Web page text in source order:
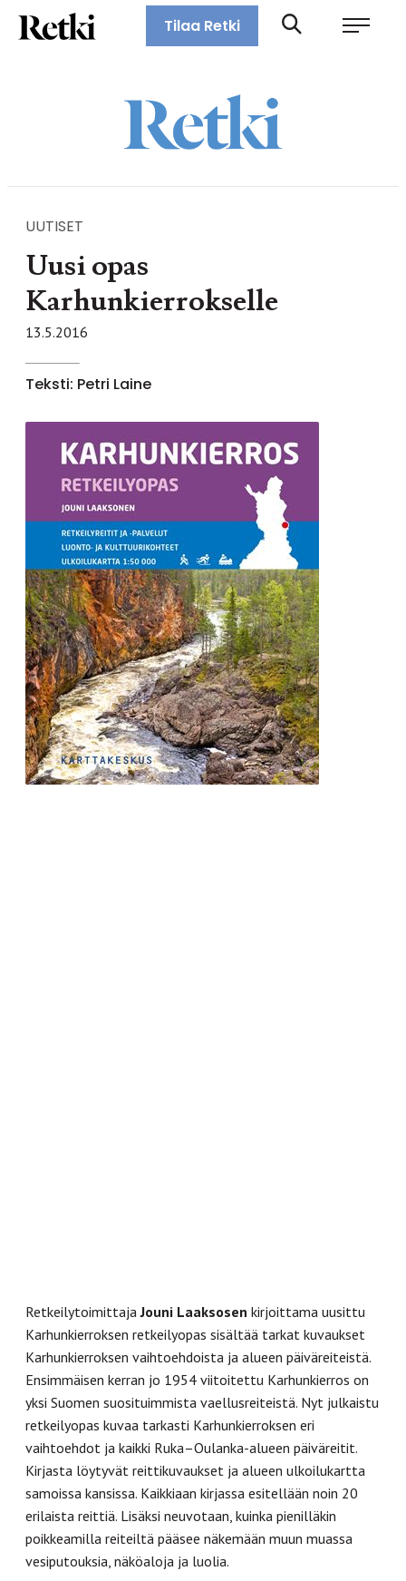
Siirry
suoraan
Retki-lehti
Tilaa Retki
UUTISET
Uusi opas
Karhunkierrokselle
13.5.2016
Teksti: Petri Laine
RetkeilytoimittajaJouni Laaksosen kirjoittama uusittu
Karhunkierroksen retkeilyopas sisältää tarkat kuvaukset
Karhunkierroksen vaihtoehdoista ja alueen päiväreiteistä.
Ensimmäisen kerran jo 1954 viitoitettu Karhunkierros on
yksi Suomen suosituimmista vaellusreiteistä. Nyt julkaistu
retkeilyopas kuvaa tarkasti Karhunkierroksen eri
vaihtoehdot ja kaikki Ruka–Oulanka-alueen päiväreitit.
Kirjasta löytyvät reittikuvaukset ja alueen ulkoilukartta
samoissa kansissa. Kaikkiaan kirjassa esitellään noin 20
erilaista reittiä. Lisäksi neuvotaan, kuinka pienilläkin
poikkeamilla reiteiltä pääsee näkemään muun muassa
vesiputouksia, näköaloja ja luolia.